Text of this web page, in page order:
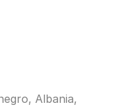
Albania,